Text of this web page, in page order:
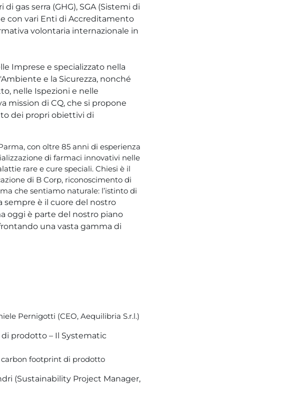
gas serra (GHG), SGA (Sistemi di
con vari Enti di Accreditamento
volontaria internazionale in
Imprese e specializzato nella
e la Sicurezza, nonché
nelle Ispezioni e nelle
mission di CQ, che si propone
dei propri obiettivi di
con oltre 85 anni di esperienza
di farmaci innovativi nelle
rare e cure speciali. Chiesi è il
di B Corp, riconoscimento di
che sentiamo naturale: l’istinto di
sempre è il cuore del nostro
oggi è parte del nostro piano
una vasta gamma di
Pernigotti (CEO, Aequilibria S.r.l.)
prodotto – Il Systematic
footprint di prodotto
(Sustainability Project Manager,